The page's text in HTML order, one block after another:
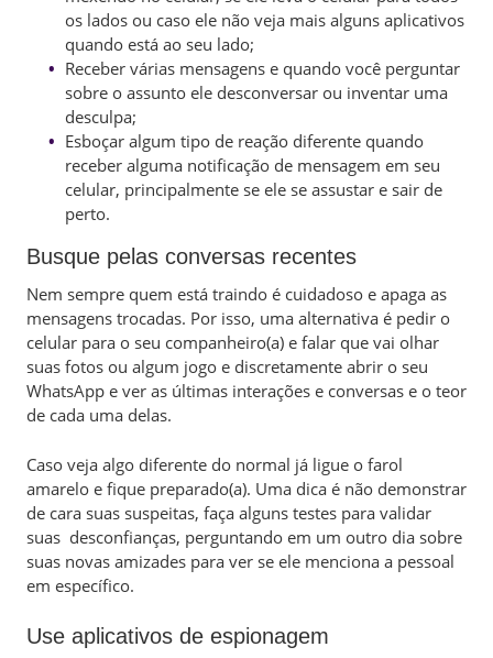
os lados ou caso ele não veja mais alguns aplicativos
quando está ao seu lado;
Receber várias mensagens e quando você perguntar
sobre o assunto ele desconversar ou inventar uma
desculpa;
Esboçar algum tipo de reação diferente quando
receber alguma notificação de mensagem em seu
celular, principalmente se ele se assustar e sair de
perto.
Busque pelas conversas recentes
Nem sempre quem está traindo é cuidadoso e apaga as
mensagens trocadas. Por isso, uma alternativa é pedir o
celular para o seu companheiro(a) e falar que vai olhar
suas fotos ou algum jogo e discretamente abrir o seu
WhatsApp e ver as últimas interações e conversas e o teor
de cada uma delas.
Caso veja algo diferente do normal já ligue o farol
amarelo e fique preparado(a). Uma dica é não demonstrar
de cara suas suspeitas, faça alguns testes para validar
suas desconfianças, perguntando em um outro dia sobre
suas novas amizades para ver se ele menciona a pessoal
em específico.
Use aplicativos de espionagem